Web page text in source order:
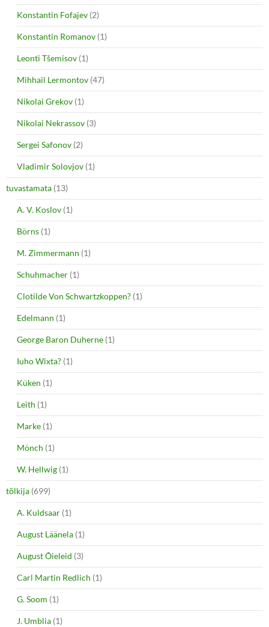
Konstantin Fofajev (2)
Konstantin Romanov (1)
Leonti Tšemisov (1)
Mihhail Lermontov (47)
Nikolai Grekov (1)
Nikolai Nekrassov (3)
Sergei Safonov (2)
Vladimir Solovjov (1)
tuvastamata (13)
A. V. Koslov (1)
Börns (1)
M. Zimmermann (1)
Schuhmacher (1)
Clotilde Von Schwartzkoppen? (1)
Edelmann (1)
George Baron Duherne (1)
Iuho Wixta? (1)
Küken (1)
Leith (1)
Marke (1)
Mönch (1)
W. Hellwig (1)
tõlkija (699)
A. Kuldsaar (1)
August Läänela (1)
August Õieleid (3)
Carl Martin Redlich (1)
G. Soom (1)
J. Umblia (1)